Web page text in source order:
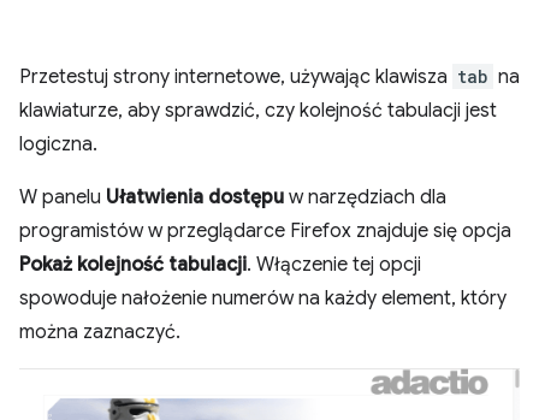
Przetestuj strony internetowe, używając klawisza tab na
klawiaturze, aby sprawdzić, czy kolejność tabulacji jest
logiczna.
W panelu Ułatwienia dostępu w narzędziach dla
programistów w przeglądarce Firefox znajduje się opcja
Pokaż kolejność tabulacji. Włączenie tej opcji
spowoduje nałożenie numerów na każdy element, który
można zaznaczyć.